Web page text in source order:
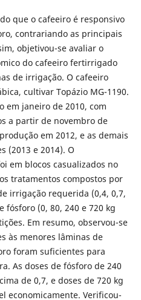
que o cafeeiro é responsivo
contrariando as principais
objetivou-se avaliar o
do cafeeiro fertirrigado
de irrigação. O cafeeiro
cultivar Topázio MG-1190.
em janeiro de 2010, com
a partir de novembro de
em 2012, e as demais
(2013 e 2014). O
em blocos casualizados no
tratamentos compostos por
irrigação requerida (0,4, 0,7,
fósforo (0, 80, 240 e 720 kg
Em resumo, observou-se
às menores lâminas de
foram suficientes para
As doses de fósforo de 240
de 0,7, e doses de 720 kg
economicamente. Verificou-